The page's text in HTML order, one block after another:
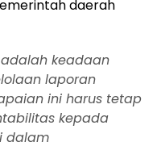
daerah
adalah keadaan
laporan
ini harus tetap
kepada
dalam